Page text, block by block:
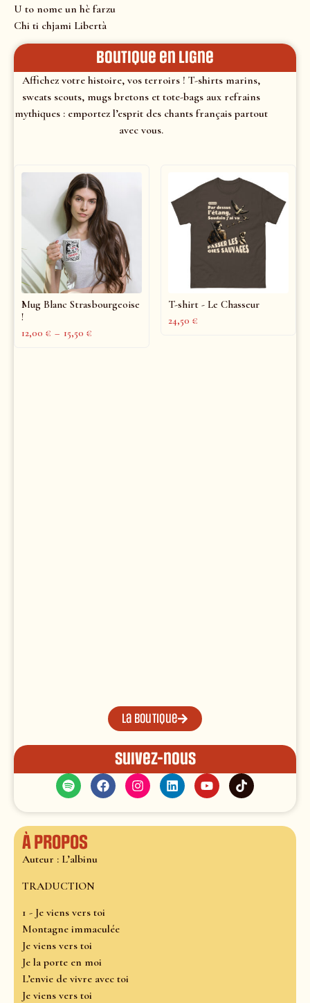
U to nome un hè farzu
Chi ti chjami Libertà
Boutique en ligne
Affichez votre histoire, vos terroirs ! T-shirts marins,
sweats scouts, mugs bretons et tote-bags aux refrains
mythiques : emportez l’esprit des chants français partout
avec vous.
Mug Blanc Strasbourgeoise
!
12,00 € – 15,50 €
T-shirt - Le Chasseur
24,50 €
La boutique
Suivez-nous
À propos
Auteur : L’albinu
TRADUCTION
1 - Je viens vers toi
Montagne immaculée
Je viens vers toi
Je la porte en moi
L’envie de vivre avec toi
Je viens vers toi